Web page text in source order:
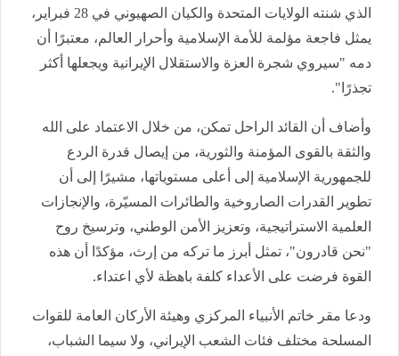
الذي شنته الولايات المتحدة والكيان الصهيوني في 28 فبراير،
يمثل فاجعة مؤلمة للأمة الإسلامية وأحرار العالم، معتبرًا أن
دمه "سيروي شجرة العزة والاستقلال الإيرانية ويجعلها أكثر
تجذرًا".
وأضاف أن القائد الراحل تمكن، من خلال الاعتماد على الله
والثقة بالقوى المؤمنة والثورية، من إيصال قدرة الردع
للجمهورية الإسلامية إلى أعلى مستوياتها، مشيرًا إلى أن
تطوير القدرات الصاروخية والطائرات المسيّرة، والإنجازات
العلمية الاستراتيجية، وتعزيز الأمن الوطني، وترسيخ روح
"نحن قادرون"، تمثل أبرز ما تركه من إرث، مؤكدًا أن هذه
القوة فرضت على الأعداء كلفة باهظة لأي اعتداء.
ودعا مقر خاتم الأنبياء المركزي وهيئة الأركان العامة للقوات
المسلحة مختلف فئات الشعب الإيراني، ولا سيما الشباب،